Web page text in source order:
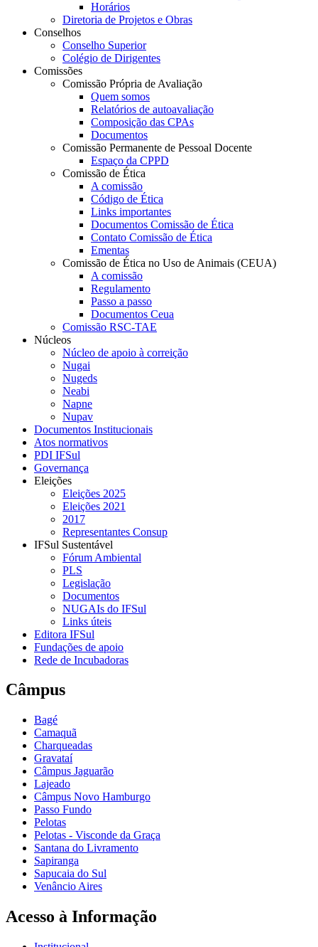
Horários
Diretoria de Projetos e Obras
Conselhos
Conselho Superior
Colégio de Dirigentes
Comissões
Comissão Própria de Avaliação
Quem somos
Relatórios de autoavaliação
Composição das CPAs
Documentos
Comissão Permanente de Pessoal Docente
Espaço da CPPD
Comissão de Ética
A comissão
Código de Ética
Links importantes
Documentos Comissão de Ética
Contato Comissão de Ética
Ementas
Comissão de Ética no Uso de Animais (CEUA)
A comissão
Regulamento
Passo a passo
Documentos Ceua
Comissão RSC-TAE
Núcleos
Núcleo de apoio à correição
Nugai
Nugeds
Neabi
Napne
Nupav
Documentos Institucionais
Atos normativos
PDI IFSul
Governança
Eleições
Eleições 2025
Eleições 2021
2017
Representantes Consup
IFSul Sustentável
Fórum Ambiental
PLS
Legislação
Documentos
NUGAIs do IFSul
Links úteis
Editora IFSul
Fundações de apoio
Rede de Incubadoras
Câmpus
Bagé
Camaquã
Charqueadas
Gravataí
Câmpus Jaguarão
Lajeado
Câmpus Novo Hamburgo
Passo Fundo
Pelotas
Pelotas - Visconde da Graça
Santana do Livramento
Sapiranga
Sapucaia do Sul
Venâncio Aires
Acesso à Informação